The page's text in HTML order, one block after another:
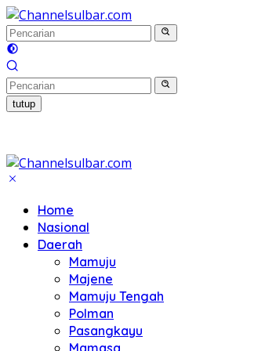
Langsung
ke
konten
tutup
Home
Nasional
Daerah
Mamuju
Majene
Mamuju Tengah
Polman
Pasangkayu
Mamasa